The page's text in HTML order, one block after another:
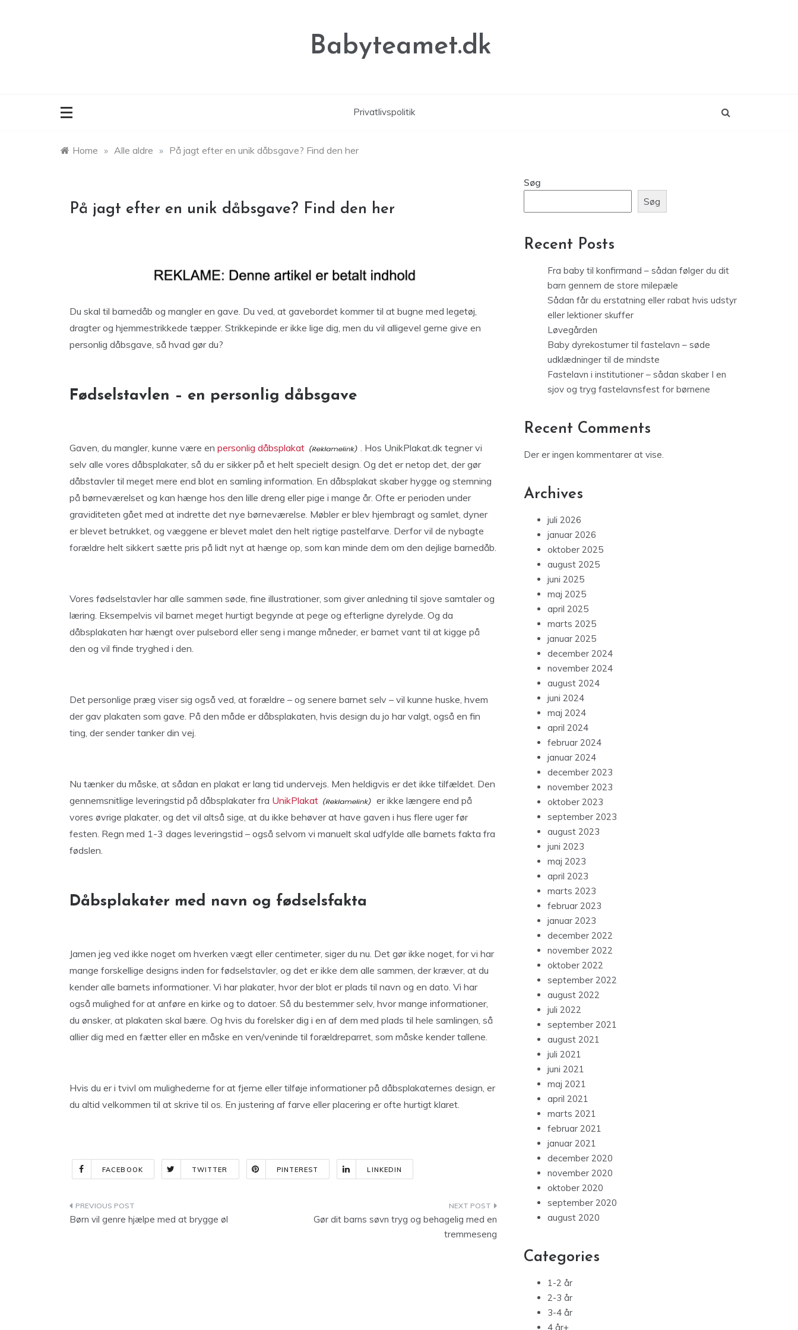
Babyteamet.dk
Privatlivspolitik
Home » Alle aldre » På jagt efter en unik dåbsgave? Find den her
På jagt efter en unik dåbsgave? Find den her
Du skal til barnedåb og mangler en gave. Du ved, at gavebordet kommer til at bugne med legetøj,
dragter og hjemmestrikkede tæpper. Strikkepinde er ikke lige dig, men du vil alligevel gerne give en
personlig dåbsgave, så hvad gør du?
Fødselstavlen – en personlig dåbsgave
Gaven, du mangler, kunne være en personlig dåbsplakat
. Hos UnikPlakat.dk tegner vi
selv alle vores dåbsplakater, så du er sikker på et helt specielt design. Og det er netop det, der gør
dåbstavler til meget mere end blot en samling information. En dåbsplakat skaber hygge og stemning
på børneværelset og kan hænge hos den lille dreng eller pige i mange år. Ofte er perioden under
graviditeten gået med at indrette det nye børneværelse. Møbler er blev hjembragt og samlet, dyner
er blevet betrukket, og væggene er blevet malet den helt rigtige pastelfarve. Derfor vil de nybagte
forældre helt sikkert sætte pris på lidt nyt at hænge op, som kan minde dem om den dejlige barnedåb.
Vores fødselstavler har alle sammen søde, fine illustrationer, som giver anledning til sjove samtaler og
læring. Eksempelvis vil barnet meget hurtigt begynde at pege og efterligne dyrelyde. Og da
dåbsplakaten har hængt over pulsebord eller seng i mange måneder, er barnet vant til at kigge på
den og vil finde tryghed i den.
Det personlige præg viser sig også ved, at forældre – og senere barnet selv – vil kunne huske, hvem
der gav plakaten som gave. På den måde er dåbsplakaten, hvis design du jo har valgt, også en fin
ting, der sender tanker din vej.
Nu tænker du måske, at sådan en plakat er lang tid undervejs. Men heldigvis er det ikke tilfældet. Den
gennemsnitlige leveringstid på dåbsplakater fra UnikPlakat
er ikke længere end på
vores øvrige plakater, og det vil altså sige, at du ikke behøver at have gaven i hus flere uger før
festen. Regn med 1-3 dages leveringstid – også selvom vi manuelt skal udfylde alle barnets fakta fra
fødslen.
Dåbsplakater med navn og fødselsfakta
Jamen jeg ved ikke noget om hverken vægt eller centimeter, siger du nu. Det gør ikke noget, for vi har
mange forskellige designs inden for fødselstavler, og det er ikke dem alle sammen, der kræver, at du
kender alle barnets informationer. Vi har plakater, hvor der blot er plads til navn og en dato. Vi har
også mulighed for at anføre en kirke og to datoer. Så du bestemmer selv, hvor mange informationer,
du ønsker, at plakaten skal bære. Og hvis du forelsker dig i en af dem med plads til hele samlingen, så
allier dig med en fætter eller en måske en ven/veninde til forældreparret, som måske kender tallene.
Hvis du er i tvivl om mulighederne for at fjerne eller tilføje informationer på dåbsplakaternes design, er
du altid velkommen til at skrive til os. En justering af farve eller placering er ofte hurtigt klaret.
FACEBOOK TWITTER PINTEREST LINKEDIN
Indlægsnavigation
Børn vil genre hjælpe med at brygge øl
Gør dit barns søvn tryg og behagelig med en
tremmeseng
Søg
Søg
Recent Posts
Fra baby til konfirmand – sådan følger du dit
barn gennem de store milepæle
Sådan får du erstatning eller rabat hvis udstyr
eller lektioner skuffer
Løvegården
Baby dyrekostumer til fastelavn – søde
udklædninger til de mindste
Fastelavn i institutioner – sådan skaber I en
sjov og tryg fastelavnsfest for børnene
Recent Comments
Der er ingen kommentarer at vise.
Archives
juli 2026
januar 2026
oktober 2025
august 2025
juni 2025
maj 2025
april 2025
marts 2025
januar 2025
december 2024
november 2024
august 2024
juni 2024
maj 2024
april 2024
februar 2024
januar 2024
december 2023
november 2023
oktober 2023
september 2023
august 2023
juni 2023
maj 2023
april 2023
marts 2023
februar 2023
januar 2023
december 2022
november 2022
oktober 2022
september 2022
august 2022
juli 2022
september 2021
august 2021
juli 2021
juni 2021
maj 2021
april 2021
marts 2021
februar 2021
januar 2021
december 2020
november 2020
oktober 2020
september 2020
august 2020
Categories
1-2 år
2-3 år
3-4 år
4 år+